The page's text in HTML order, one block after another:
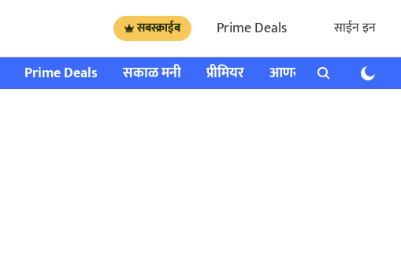
सबस्क्राईब Prime Deals साईन इन
Prime Deals सकाळ मनी प्रीमियर आणखी राशी भविष्य